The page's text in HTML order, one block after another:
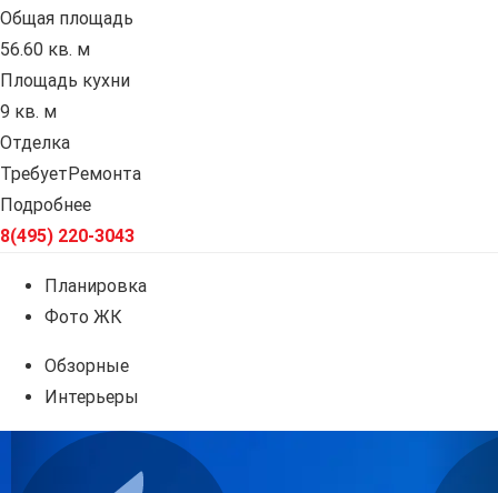
Общая площадь
56.60 кв. м
Площадь кухни
9 кв. м
Отделка
ТребуетРемонта
Подробнее
8(495) 220-3043
Планировка
Фото ЖК
Обзорные
Интерьеры